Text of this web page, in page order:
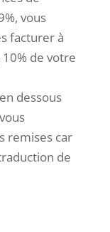
vous
facturer à
de votre
dessous
remises car
de